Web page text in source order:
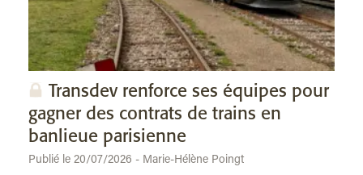
Transdev renforce ses équipes pour
gagner des contrats de trains en
banlieue parisienne
Publié le 20/07/2026 - Marie-Hélène Poingt